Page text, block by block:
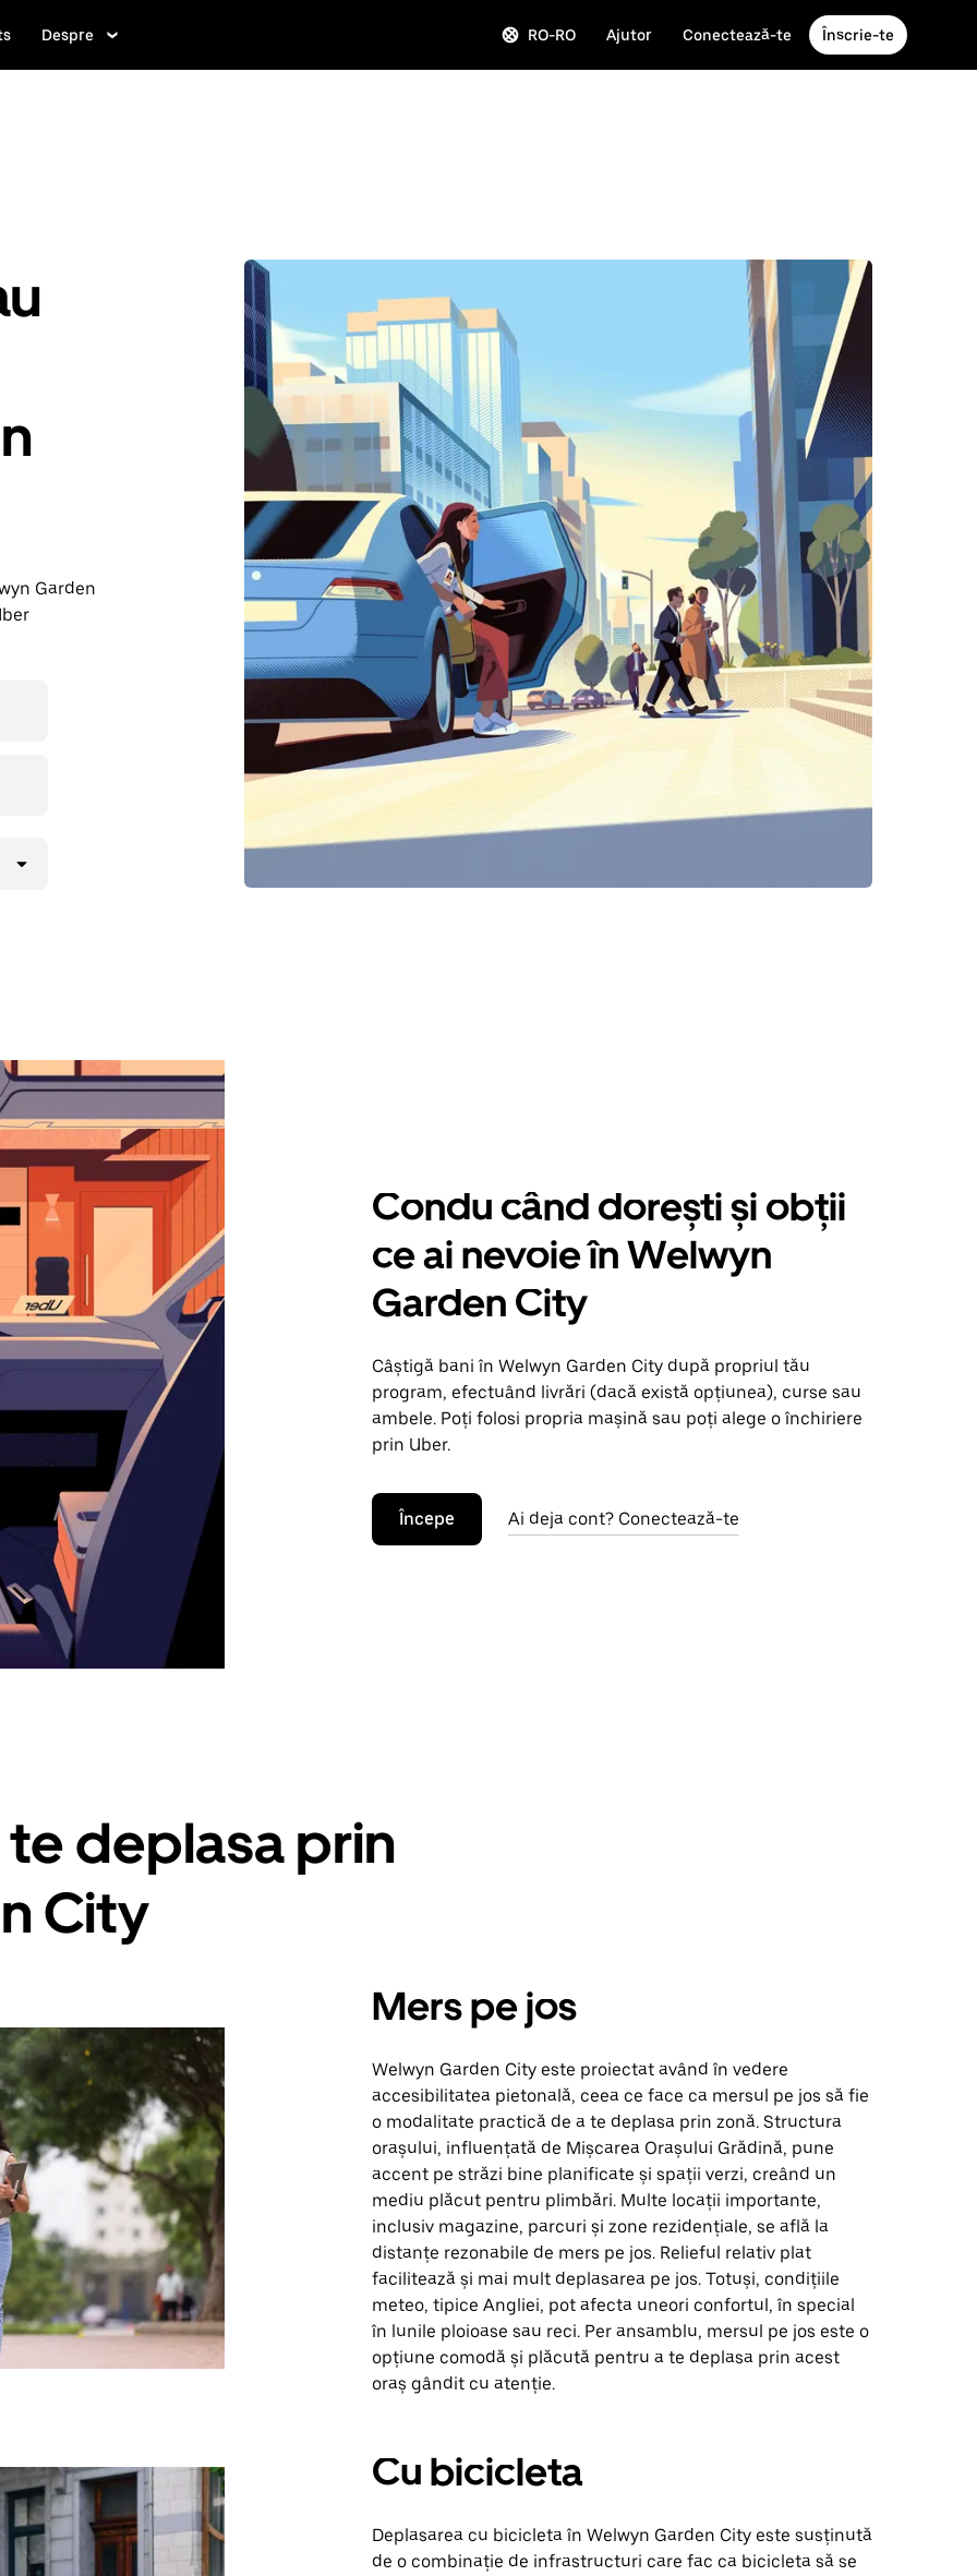
Despre RO-RO Ajutor Conectează-te Înscrie-te
Garden
Condu când dorești și obții
ce ai nevoie în Welwyn
Garden City
Câștigă bani în Welwyn Garden City după propriul tău
program, efectuând livrări (dacă există opțiunea), curse sau
ambele. Poți folosi propria mașină sau poți alege o închiriere
prin Uber.
Începe Ai deja cont? Conectează-te
deplasa prin
City
Mers pe jos
Welwyn Garden City este proiectat având în vedere
accesibilitatea pietonală, ceea ce face ca mersul pe jos să fie
o modalitate practică de a te deplasa prin zonă. Structura
orașului, influențată de Mișcarea Orașului Grădină, pune
accent pe străzi bine planificate și spații verzi, creând un
mediu plăcut pentru plimbări. Multe locații importante,
inclusiv magazine, parcuri și zone rezidențiale, se află la
distanțe rezonabile de mers pe jos. Relieful relativ plat
facilitează și mai mult deplasarea pe jos. Totuși, condițiile
meteo, tipice Angliei, pot afecta uneori confortul, în special
în lunile ploioase sau reci. Per ansamblu, mersul pe jos este o
opțiune comodă și plăcută pentru a te deplasa prin acest
oraș gândit cu atenție.
Cu bicicleta
Deplasarea cu bicicleta în Welwyn Garden City este susținută
de o combinație de infrastructuri care fac ca bicicleta să se